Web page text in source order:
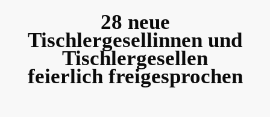
28 neue
Tischlergesellinnen und
Tischlergesellen
feierlich freigesprochen